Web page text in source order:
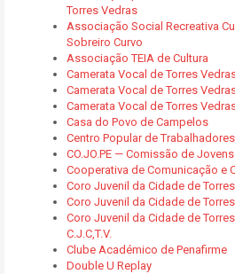
Torres Vedras
Associação Social Recreativa
Sobreiro Curvo
Associação TEIA de Cultura
Camerata Vocal de Torres
Camerata Vocal de Torres
Camerata Vocal de Torres
Casa do Povo de Campelos
Centro Popular de
CO.JO.PE — Comissão de
Cooperativa de Comunicação e
Coro Juvenil da Cidade de
Coro Juvenil da Cidade de
Coro Juvenil da Cidade de
C.J.C,T.V.
Clube Académico de Penafirme
Double U Replay